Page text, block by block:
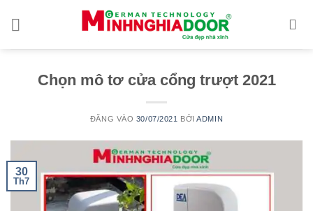
Chọn mô tơ cửa cổng trượt 2021
ĐĂNG VÀO 30/07/2021 BỞIADMIN
30
Th7